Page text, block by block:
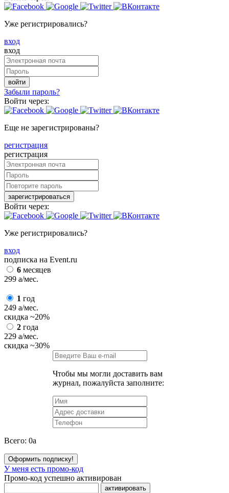
Уже регистрировались?
вход
вход
войти
Забыли пароль?
Войти через:
Еще не зарегистрированы?
регистрация
регистрация
зарегистрироваться
Войти через:
Уже регистрировались?
вход
подписка на Event.ru
6 месяцев
299 a/мес.
1 год
249 a/мес.
скидка ~20%
2 года
229 a/мес.
скидка ~30%
Чтобы мы могли доставить вам
журнал, пожалуйста заполните:
Всего: 0a
Оформить подписку!
У меня есть промо-код
Промо-код успешно активирован
активировать